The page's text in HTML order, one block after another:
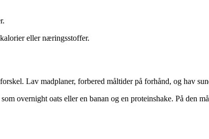
eller næringsstoffer.
Lav madplaner, forbered måltider på forhånd, og hav
overnight oats eller en banan og en proteinshake. På den